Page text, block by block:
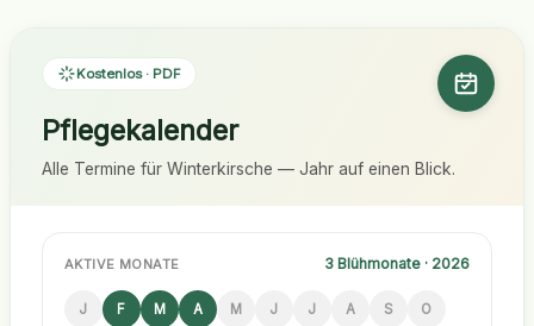
Kostenlos · PDF
Pflegekalender
Alle Termine für Winterkirsche — Jahr auf einen Blick.
AKTIVE MONATE 3 Blühmonate · 2026
J F M A M J J A S O